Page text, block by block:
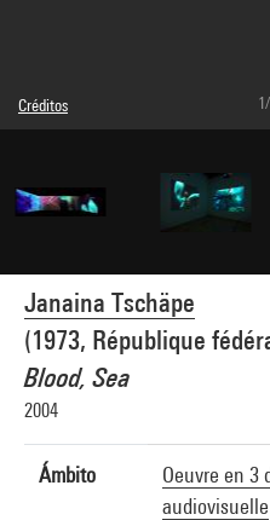
Janaina Tschäpe
(1973, République
Blood, Sea
2004
Ámbito Oeuvre en 3
audiovisuelle
Créditos
Leyenda : Installation dans la
Créditos fotográficos : Centre
GrandPalaisRmn
Referencia de la imagen : 4N63413